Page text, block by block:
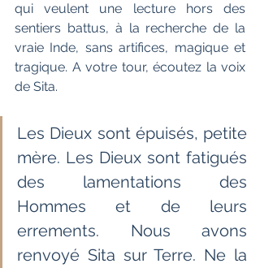
qui veulent une lecture hors des
sentiers battus, à la recherche de la
vraie Inde, sans artifices, magique et
tragique. A votre tour, écoutez la voix
de Sita.
Les Dieux sont épuisés, petite
mère. Les Dieux sont fatigués
des lamentations des
Hommes et de leurs
errements. Nous avons
renvoyé Sita sur Terre. Ne la